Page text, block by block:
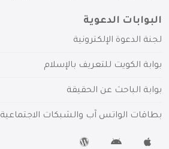
البوابات الدعوية
لجنة الدعوة الإلكترونية
بوابة الكويت للتعريف بالإسلام
بوابة الباحث عن الحقيقة
بطاقات الواتس آب والشبكات الاجتماعية